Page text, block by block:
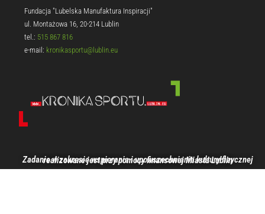
Fundacja "Lubelska Manufaktura Inspiracji"
ul. Montażowa 16, 20-214 Lublin
tel.: 515 867 816
e-mail: kronikasportu@lublin.eu
Zadanie w zakresie wspierania i upowszechniania kultury fizycznej realizowane jest przy pomocy finansowej Miasta Lublin